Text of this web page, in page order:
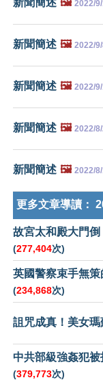
2022/
新聞簡述 🖼️ 2022/
新聞簡述 🖼️ 2022/9/
新聞簡述 🖼️ 2022/
新聞簡述 🖼️ 2022/
更多文章導讀：
故宮太和殿大門
(277,404次)
英國警察束手無
(234,868次)
詛咒成真！美女
中共部級強姦犯
(379,773次)